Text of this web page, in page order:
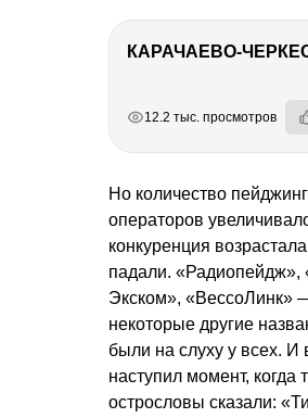
12.2 тыс. просмотров
Но количество
операторов
конкуренция
падали.
Экском», «ВессоЛинк»
некоторые другие
были на слуху у всех. И
наступил момент, когда
острословы сказали: